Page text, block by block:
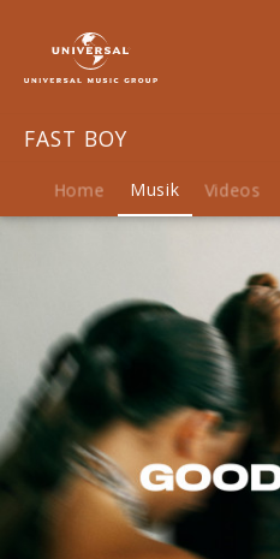
Musik
Good
FAST BOY
Home Musik Videos